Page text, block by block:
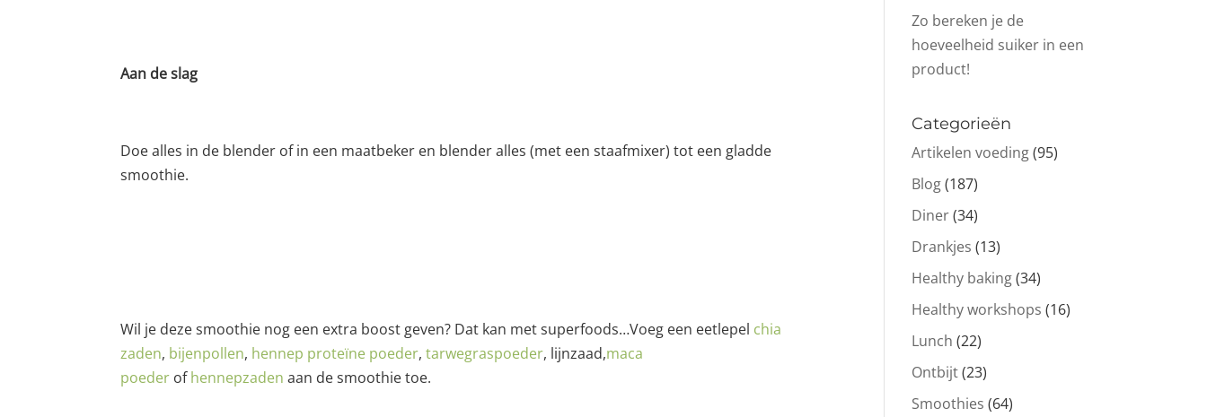
Aan de slag
Doe alles in de blender of in een maatbeker en blender alles (met een staafmixer) tot een gladde
smoothie.
Wil je deze smoothie nog een extra boost geven? Dat kan met superfoods…Voeg een eetlepel chia
zaden, bijenpollen, hennep proteïne poeder,tarwegraspoeder, lijnzaad,maca
poeder ofhennepzaden aan de smoothie toe.
Zo bereken je de
hoeveelheid suiker in een
product!
Categorieën
Artikelen voeding(95)
Blog(187)
Diner(34)
Drankjes (13)
Healthy baking(34)
Healthy workshops (16)
Lunch (22)
Ontbijt(23)
Smoothies (64)